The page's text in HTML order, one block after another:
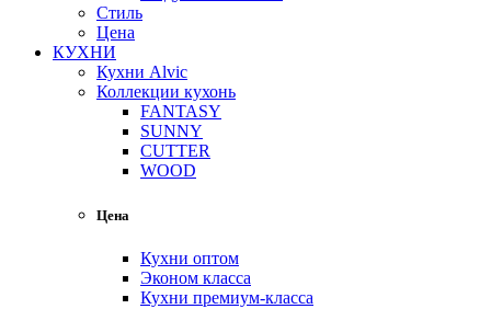
Стиль
Цена
КУХНИ
Кухни Alvic
Коллекции кухонь
FANTASY
SUNNY
CUTTER
WOOD
Цена
Кухни оптом
Эконом класса
Кухни премиум-класса